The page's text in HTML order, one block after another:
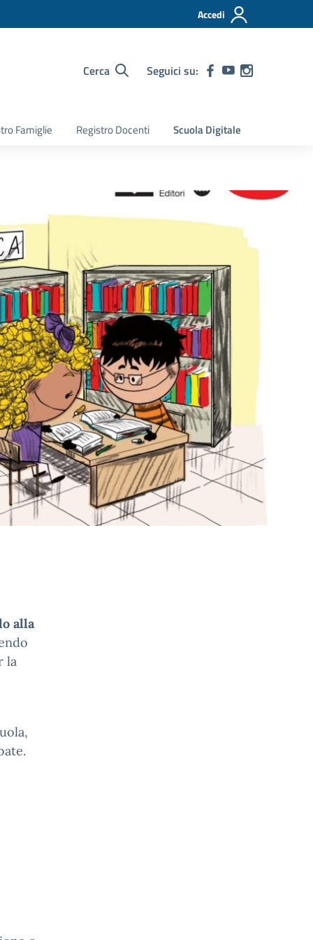
Accedi
Cerca Seguici su:
Famiglie Registro Docenti Scuola Digitale
alla
la